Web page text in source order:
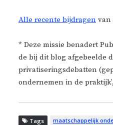
Alle recente bijdragen van
* Deze missie benadert
de bij dit blog afgebeelde
privatiseringsdebatten
ondernemen in de
Tags maatschappelijk